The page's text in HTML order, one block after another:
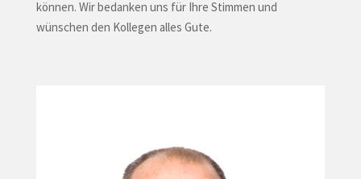
können. Wir bedanken uns für Ihre Stimmen und
wünschen den Kollegen alles Gute.